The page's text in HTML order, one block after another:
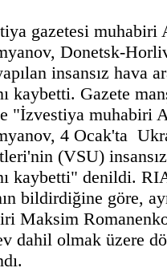
gazetesi muhabiri
Donetsk-
insansız hava
kaybetti. Gazete
"İzvestiya muhabiri
4 Ocak'ta
(VSU) insansız
kaybetti" denildi.
bildirdiğine göre,
Maksim
dahil olmak üzere